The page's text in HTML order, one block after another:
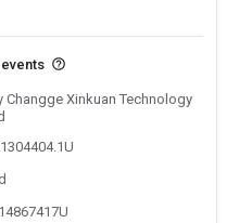
Xinkuan Technology